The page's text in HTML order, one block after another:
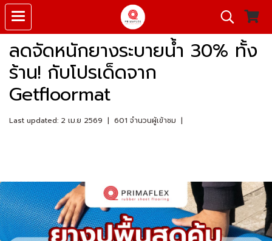
ลดจัดหนักยางระบายน้ำ 30% ทั้ง
ร้าน! กับโปรเด็ดจาก
Getfloormat
Last updated: 2 เม.ย 2569 | 601 จำนวนผู้เข้าชม |